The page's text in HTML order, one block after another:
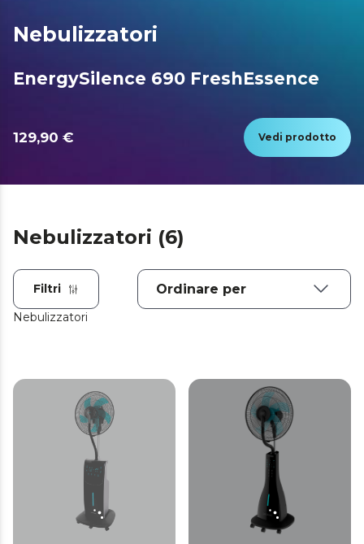
Nebulizzatori
EnergySilence 690 FreshEssence
129,90 € Vedi prodotto
Nebulizzatori (6)
Filtri
Nebulizzatori